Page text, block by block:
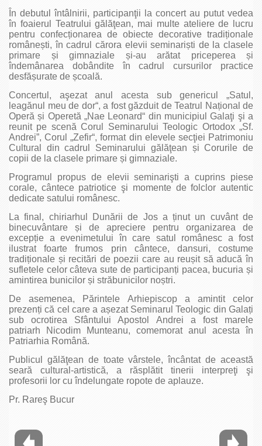
În debutul întâlnirii, participanţii la concert au putut vedea
în foaierul Teatrului gălăţean, mai multe ateliere de lucru
pentru confecționarea de obiecte decorative tradiționale
românești, în cadrul cărora elevii seminariști de la clasele
primare și gimnaziale și-au arătat priceperea și
îndemânarea dobândite în cadrul cursurilor practice
desfășurate de școală.
Concertul, aşezat anul acesta sub genericul „Satul,
leagănul meu de dor“, a fost găzduit de Teatrul Național de
Operă și Operetă „Nae Leonard“ din municipiul Galaţi şi a
reunit pe scenă Corul Seminarului Teologic Ortodox „Sf.
Andrei”, Corul „Zefir“, format din elevele secţiei Patrimoniu
Cultural din cadrul Seminarului gălăţean și Corurile de
copii de la clasele primare și gimnaziale.
Programul propus de elevii seminarişti a cuprins piese
corale, cântece patriotice şi momente de folclor autentic
dedicate satului românesc.
La final, chiriarhul Dunării de Jos a ținut un cuvânt de
binecuvântare și de apreciere pentru organizarea de
excepție a evenimetului în care satul românesc a fost
ilustrat foarte frumos prin cântece, dansuri, costume
tradiționale și recitări de poezii care au reușit să aducă în
sufletele celor câteva sute de participanți pacea, bucuria și
amintirea bunicilor și străbunicilor noștri.
De asemenea, Părintele Arhiepiscop a amintit celor
prezenți că cel care a așezat Seminarul Teologic din Galați
sub ocrotirea Sfântului Apostol Andrei a fost marele
patriarh Nicodim Munteanu, comemorat anul acesta în
Patriarhia Română.
Publicul gălăţean de toate vârstele, încântat de această
seară cultural-artistică, a răsplătit tinerii interpreţi şi
profesorii lor cu îndelungate ropote de aplauze.
Pr. Rareş Bucur